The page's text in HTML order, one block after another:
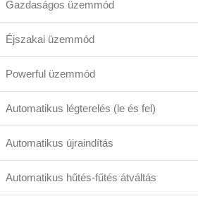
Gazdaságos üzemmód
Éjszakai üzemmód
Powerful üzemmód
Automatikus légterelés (le és fel)
Automatikus újraindítás
Automatikus hűtés-fűtés átváltás